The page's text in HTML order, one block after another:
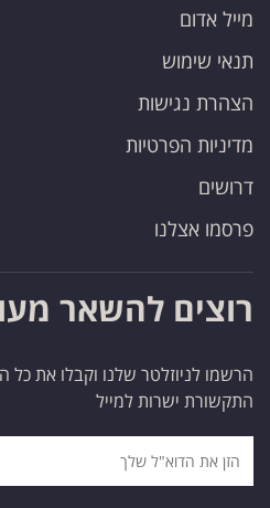
מייל אדום
תנאי שימוש
הצהרת נגישות
מדיניות הפרטיות
דרושים
פרסמו אצלנו
רוצים להשאר
הרשמו לניוזלטר שלנו וקבלו את
התקשורת ישרות למייל